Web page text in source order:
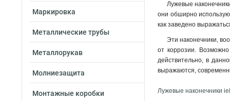
Маркировка
Металлические трубы
Металлорукав
Молниезащита
Монтажные коробки
16–8–6мм 1
16–6–6мм
10–6–5мм 1
6–4–4мм 1
Лужевые
они обширно
как заведено
Эти наконечники,
от коррозии.
действительно, в
выражаются,
Лужевые наконечники